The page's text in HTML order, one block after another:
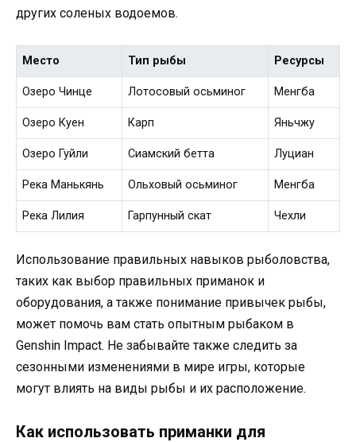
других соленых водоемов.
Место Тип рыбы Ресурсы
Озеро Чинце Лотосовый осьминог Менгба
Озеро Куен Карп Яньчжу
Озеро Гуйли Сиамский бетта Луциан
Река Манькянь Ольховый осьминог Менгба
Река Лилия Гарпунный скат Чехли
Использование правильных навыков рыболовства,
таких как выбор правильных приманок и
оборудования, а также понимание привычек рыбы,
может помочь вам стать опытным рыбаком в
Genshin Impact. Не забывайте также следить за
сезонными изменениями в мире игры, которые
могут влиять на виды рыбы и их расположение.
Как использовать приманки для